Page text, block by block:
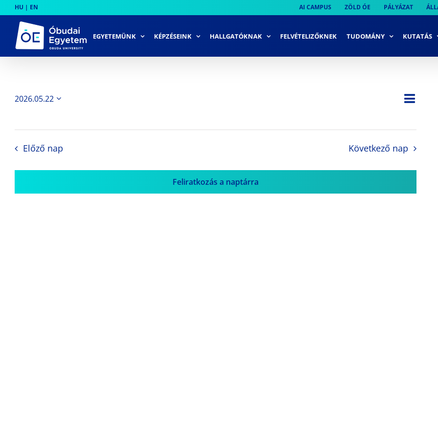
to
content
HU | EN AI CAMPUS ZÖLD ÓE PÁLYÁZAT
EGYETEMÜNK KÉPZÉSEINK HALLGATÓKNAK FELVÉTELIZŐKNEK TUDOMÁNY KUTATÁS
Nap
2026.05.22
Előző nap Következő nap
Feliratkozás a naptárra